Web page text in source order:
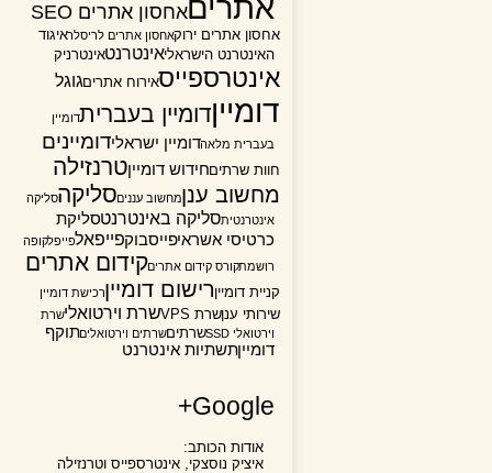
אחסון אתרים SEO
אחסון אתרים ירוק אחסון אתרים לריסלראיגוד
האינטרנט הישראליאינטרנטאינטרניק
אינטרספייס אירוח אתריםגוגל
דומייןדומיין בעבריתדומיין
בעברית מלאהדומיין ישראלידומיינים
חוות שרתיםחידוש דומייןטרנזילה
מחשוב ענןמחשוב ענניםסליקהסליקה
אינטרנטיתסליקה באינטרנטסליקת
כרטיסי אשראיפייסבוקפייפאלפייפלקופה
רושמתקורס קידום אתריםקידום אתרים
קניית דומייןרישום דומייןרכישת דומיין
שירותי ענןשרת VPS שרת וירטואלישרת
וירטואלי SSD
שרתיםשרתים וירטואליםתוקף
דומייןתשתיות אינטרנט
Google+
אודות הכותב:
איציק נוסצקי, אינטרספייס וטרנזילה